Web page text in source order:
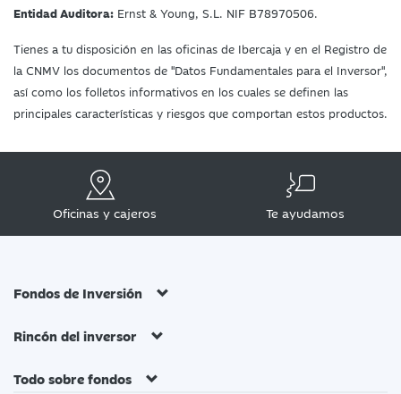
Entidad Auditora: Ernst & Young, S.L. NIF B78970506.
Tienes a tu disposición en las oficinas de Ibercaja y en el Registro de
la CNMV los documentos de "Datos Fundamentales para el Inversor",
así como los folletos informativos en los cuales se definen las
principales características y riesgos que comportan estos productos.
Oficinas y cajeros Te ayudamos
Fondos de Inversión
Rincón del inversor
Todo sobre fondos